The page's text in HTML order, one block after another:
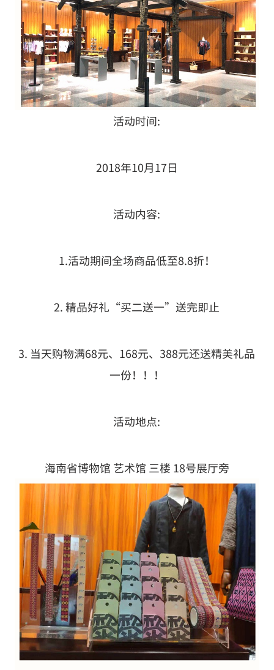
活动时间:
2018年10月17日
活动内容:
1.活动期间全场商品低至8.8折！
2. 精品好礼“买二送一”送完即止
3. 当天购物满68元、168元、388元还送精美礼品
一份！！！
活动地点:
海南省博物馆 艺术馆 三楼 18号展厅旁